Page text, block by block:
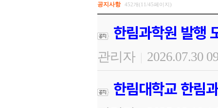
공지사항 452개(11/45페이지)
한림과학원 발행
관리자 | 2026.07.30
한림대학교 한림